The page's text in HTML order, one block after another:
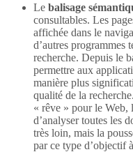
Le balisage
consultables. Les
affichée dans le
d’autres programmes
recherche. Depuis le
permettre aux
manière plus
qualité de la
« rêve » pour le Web,
d’analyser toutes les
très loin, mais la
par ce type d’objectif